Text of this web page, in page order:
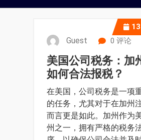
13
Guest 0 评论
美国公司税务：加
如何合法报税？
在美国，公司税务是一项
的任务，尤其对于在加州
而言更是如此。加州作为
州之一，拥有严格的税务